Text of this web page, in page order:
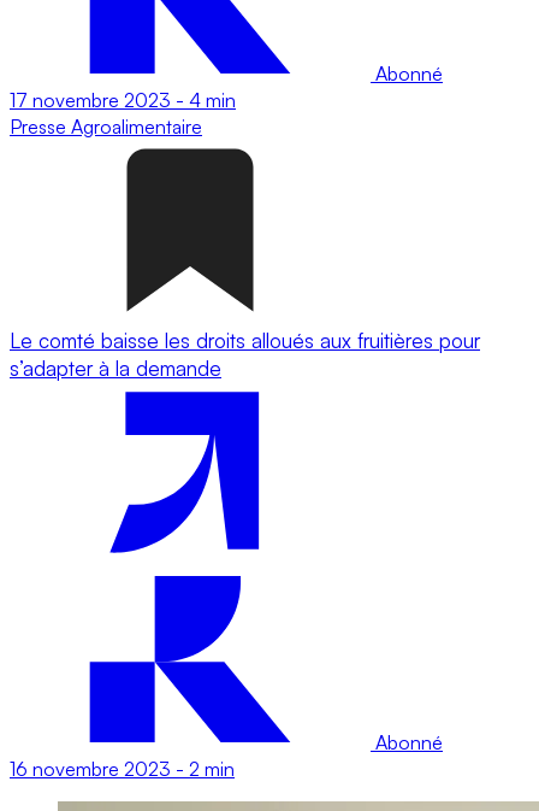
Abonné
17 novembre 2023 - 4 min
Presse Agroalimentaire
Le comté baisse les droits alloués aux fruitières pour
s’adapter à la demande
Abonné
16 novembre 2023 - 2 min